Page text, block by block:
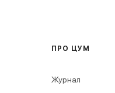
ПРО ЦУМ
Журнал